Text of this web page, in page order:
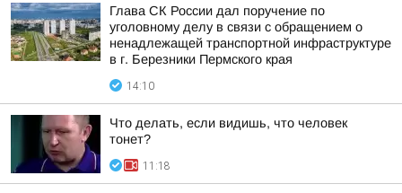
Глава СК России дал поручение по
уголовному делу в связи с обращением о
ненадлежащей транспортной инфраструктуре
в г. Березники Пермского края
14:10
Что делать, если видишь, что человек
тонет?
11:18